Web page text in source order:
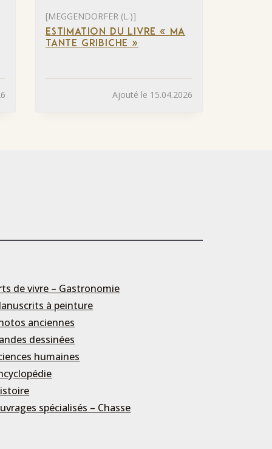
[MEGGENDORFER (L.)]
ESTIMATION DU LIVRE « MA
TANTE GRIBICHE »
Ajouté le 15.04.2026
de vivre – Gastronomie
à peinture
anciennes
dessinées
humaines
spécialisés – Chasse